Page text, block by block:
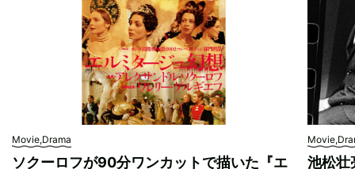
Movie,Drama
ソクーロフが90分ワンカットで描いた『エ
池松壮